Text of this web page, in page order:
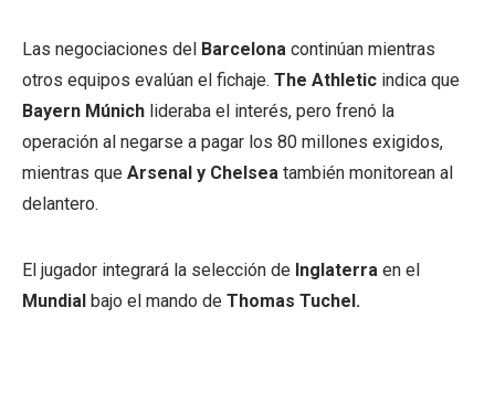
Las negociaciones del Barcelona continúan mientras
otros equipos evalúan el fichaje. The Athletic indica que
Bayern Múnich lideraba el interés, pero frenó la
operación al negarse a pagar los 80 millones exigidos,
mientras que Arsenal y Chelsea también monitorean al
delantero.
El jugador integrará la selección de Inglaterra en el
Mundial bajo el mando de Thomas Tuchel.